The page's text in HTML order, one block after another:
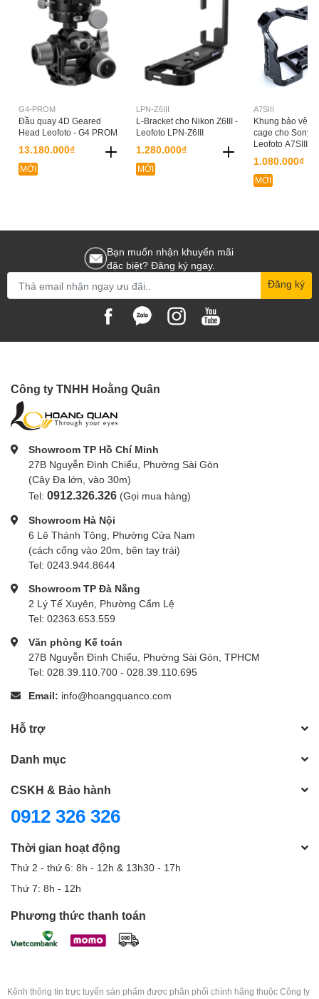
G4-PROM
Đầu quay 4D Geared
Head Leofoto - G4 PROM
13.180.000₫
MỚI
LPN-Z6III
L-Bracket cho Nikon Z6III -
Leofoto LPN-Z6III
1.280.000₫
MỚI
A7SIII
Khung bảo vệ
cage cho Sony
Leofoto A7SIII
1.080.000₫
MỚI
Bạn muốn nhận khuyến mãi
đặc biệt? Đăng ký ngay.
Đăng ký
Công ty TNHH Hoằng Quân
Showroom TP Hồ Chí Minh
27B Nguyễn Đình Chiểu, Phường Sài Gòn
(Cây Đa lớn, vào 30m)
Tel: 0912.326.326 (Gọi mua hàng)
Showroom Hà Nội
6 Lê Thánh Tông, Phường Cửa Nam
(cách cổng vào 20m, bên tay trái)
Tel: 0243.944.8644
Showroom TP Đà Nẵng
2 Lý Tế Xuyên, Phường Cẩm Lệ
Tel: 02363.653.559
Văn phòng Kế toán
27B Nguyễn Đình Chiểu, Phường Sài Gòn, TPHCM
Tel: 028.39.110.700 - 028.39.110.695
Email: info@hoangquanco.com
Hỗ trợ
Danh mục
CSKH & Bảo hành
0912 326 326
Thời gian hoạt động
Thứ 2 - thứ 6: 8h - 12h & 13h30 - 17h
Thứ 7: 8h - 12h
Phương thức thanh toán
Kênh thông tin trực tuyến sản phẩm được phân phối chính hãng thuộc Công ty